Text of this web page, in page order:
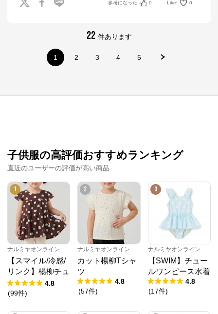
参考になった 0 Like! 0
22 件あります
1 2 3 4 5
子供服の高評価おすすめランキング
直近のユーザーの評価が高い商品
1
ナルミヤオンライン
【スマイル/冷感/
リンク】楊柳チュ
ニック
4.8
(99件)
2
ナルミヤオンライン
カット楊柳Tシャ
ツ
4.8
(57件)
3
ナルミヤオンライン
【SWIM】チュー
ルワンピース水着
4.8
(17件)
ナルミヤオンライン
※外部サイトが開きます
ナルミヤオンラインからのコメント
ナルミヤオンライン公式通販ショップ。人気子供服メ
ゾピアノ、プティマイン、ラブトキシック、アナスイ
ミニ等、全ブランド、全商品をご覧いただけます。